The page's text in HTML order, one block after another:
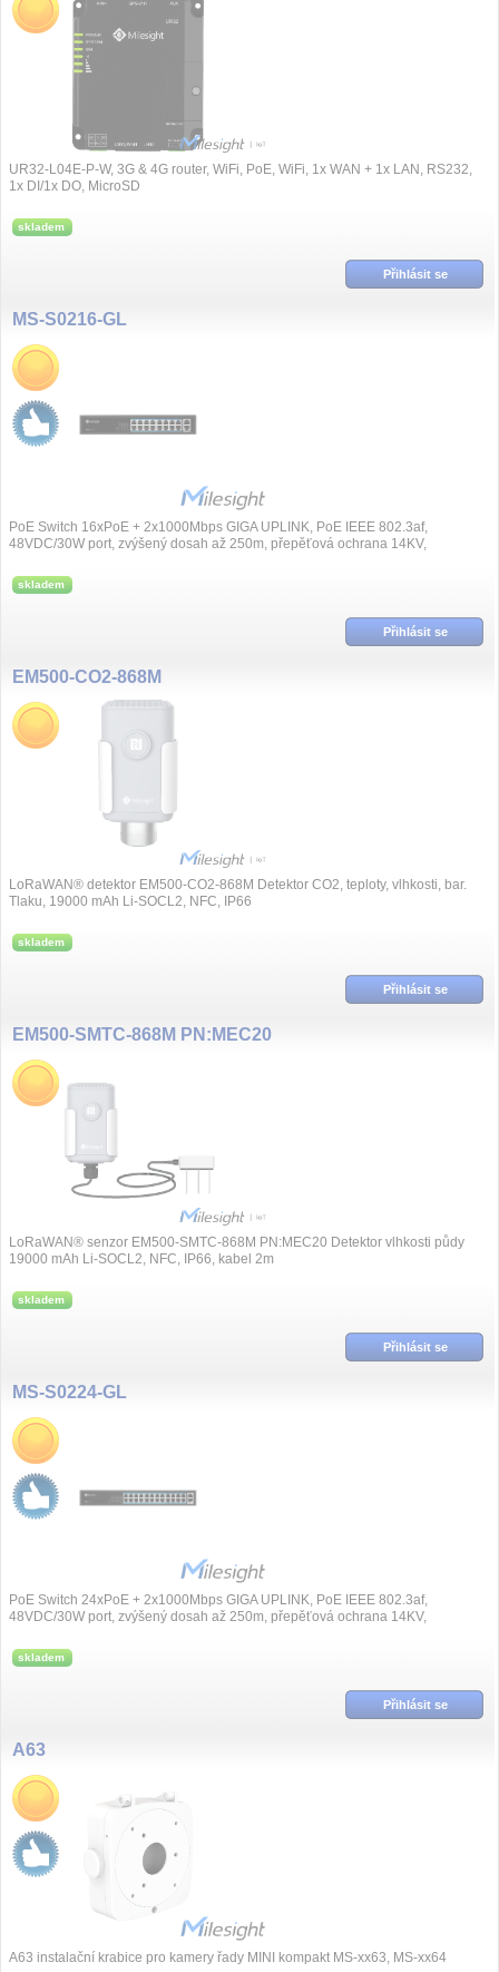
UR32-L04E-P-W, 3G & 4G router, WiFi, PoE, WiFi, 1x WAN + 1x LAN, RS232,
1x DI/1x DO, MicroSD
skladem
Přihlásit se
MS-S0216-GL
PoE Switch 16xPoE + 2x1000Mbps GIGA UPLINK, PoE IEEE 802.3af,
48VDC/30W port, zvýšený dosah až 250m, přepěťová ochrana 14KV,
skladem
Přihlásit se
EM500-CO2-868M
LoRaWAN® detektor EM500-CO2-868M Detektor CO2, teploty, vlhkosti, bar.
Tlaku, 19000 mAh Li-SOCL2, NFC, IP66
skladem
Přihlásit se
EM500-SMTC-868M PN:MEC20
LoRaWAN® senzor EM500-SMTC-868M PN:MEC20 Detektor vlhkosti půdy
19000 mAh Li-SOCL2, NFC, IP66, kabel 2m
skladem
Přihlásit se
MS-S0224-GL
PoE Switch 24xPoE + 2x1000Mbps GIGA UPLINK, PoE IEEE 802.3af,
48VDC/30W port, zvýšený dosah až 250m, přepěťová ochrana 14KV,
skladem
Přihlásit se
A63
A63 instalační krabice pro kamery řady MINI kompakt MS-xx63, MS-xx64